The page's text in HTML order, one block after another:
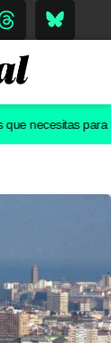
para ver